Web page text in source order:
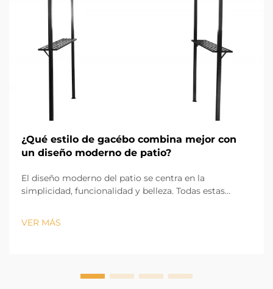
¿Qué estilo de gacébo combina mejor con
un diseño moderno de patio?
El diseño moderno del patio se centra en la
simplicidad, funcionalidad y belleza. Todas estas
moderno sea un factor importante en el diseño del
patio. El cenador adecuado proporciona comodidad y
VER MÁS